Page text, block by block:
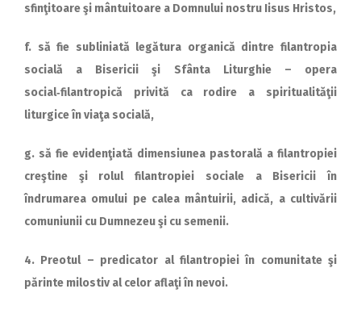
sfinţitoare şi mântuitoare a Domnului nostru Iisus Hristos,
f. să fie subliniată legătura organică dintre filantropia
socială a Bisericii şi Sfânta Liturghie – opera
social‑filantropică privită ca rodire a spiritualităţii
liturgice în viaţa socială,
g. să fie evidenţiată dimensiunea pastorală a filantropiei
creştine şi rolul filantropiei sociale a Bisericii în
îndrumarea omului pe calea mântuirii, adică, a cultivării
comuniunii cu Dumnezeu şi cu semenii.
4. Preotul – predicator al filantropiei în comunitate şi
părinte milostiv al celor aflaţi în nevoi.